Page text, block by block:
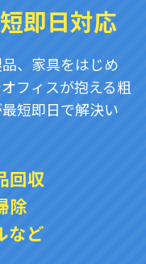
即日対応
、家具をはじめ
フィスが抱える粗
短即日で解決い
回収
除
など